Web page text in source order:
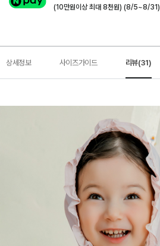
(10만원이상 최대 8천원) (8/5~8/31)
상세정보 사이즈가이드 리뷰(31)